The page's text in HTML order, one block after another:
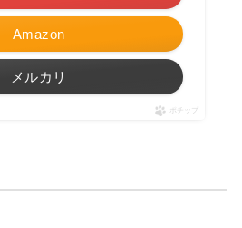
Amazon
メルカリ
ポチップ